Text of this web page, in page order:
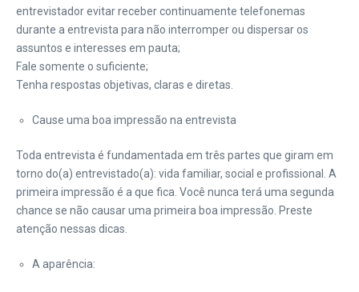
entrevistador evitar receber continuamente telefonemas
durante a entrevista para não interromper ou dispersar os
assuntos e interesses em pauta;
Fale somente o suficiente;
Tenha respostas objetivas, claras e diretas.
Cause uma boa impressão na entrevista
Toda entrevista é fundamentada em três partes que giram em
torno do(a) entrevistado(a): vida familiar, social e profissional. A
primeira impressão é a que fica. Você nunca terá uma segunda
chance se não causar uma primeira boa impressão. Preste
atenção nessas dicas.
A aparência: